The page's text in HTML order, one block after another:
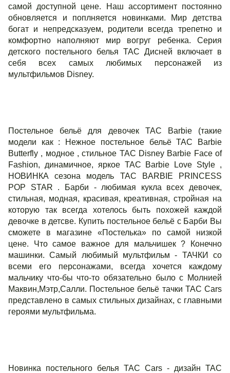
самой доступной цене. Наш ассортимент постоянно
обновляется и поплняется новинками. Мир детства
богат и непредсказуем, родители всегда трепетно и
комфортно наполняют мир вогруг ребенка. Серия
детского постельного белья ТАС Дисней включает в
себя всех самых любимых персонажей из
мультфильмов Disney.
Постельное бельё для девочек ТАС Barbie (такие
модели как : Нежное постельное бельё ТАС Barbie
Butterfly , модное , стильное TAC Disney Barbie Face of
Fashion, динамичное, яркое ТАС Barbie Love Style ,
НОВИНКА сезона модель ТАС BARBIE PRINCESS
POP STAR . Барби - любимая кукла всех девочек,
стильная, модная, красивая, креативная, стройная на
которую так всегда хотелось быть похожей каждой
девочке в детсве. Купить постельное бельё с Барби Вы
сможете в магазине «Постелька» по самой низкой
цене. Что самое важное для мальчишек ? Конечно
машинки. Самый любимый мультфильм - ТАЧКИ со
всеми его персонажами, всегда хочется каждому
мальчику что-бы что-то обязательно было с Молнией
Маквин,Мэтр,Салли. Постельное бельё тачки ТАС Cars
представлено в самых стильных дизайнах, с главными
героями мультфильма.
Новинка постельного белья ТАС Cars - дизайн ТАС